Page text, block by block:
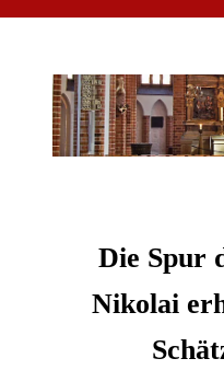
Die Spur
Nikolai